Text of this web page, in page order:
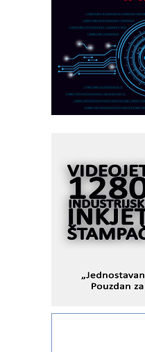
AUKOM:
dostupan u
MOTOMAN –
veštačkom
I.SAFE
industrijsku
KIP KOP –
savremene
objekte
Alba d.o.o. –
metrologiji i
rešenjima
STAUFF –
sistema
YAMADA
pouzdanost u